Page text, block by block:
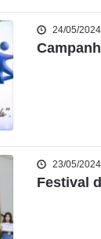
24/05/
23/05/
Festival